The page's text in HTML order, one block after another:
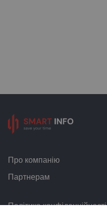
Про компанію
Партнерам
Політика конфіденційності